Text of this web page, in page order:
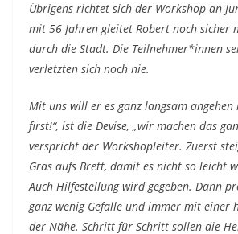
Übrigens richtet sich der Workshop an
mit 56 Jahren gleitet Robert noch sicher
durch die Stadt. Die Teilnehmer*innen
verletzten sich noch nie.
Mit uns will er es ganz langsam angehen
first!“, ist die Devise, „wir machen das
verspricht der Workshopleiter. Zuerst
Gras aufs Brett, damit es nicht so leicht
Auch Hilfestellung wird gegeben. Dann
ganz wenig Gefälle und immer mit einer
der Nähe. Schritt für Schritt sollen die